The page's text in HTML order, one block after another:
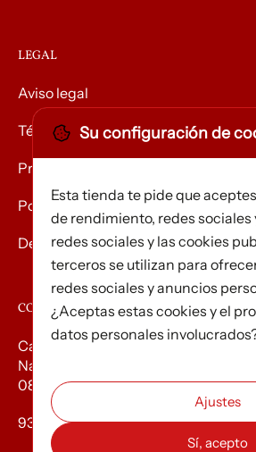
LEGAL
Aviso legal
Términos y condiciones
Privacidad
Política de Cookies
Devolución de mercancías
CONTACTO
Carrer d’Edison, 3
Nau A. Polígon industrial Les
08754 El Papiol
93 673 12 12
Su configuración de
Esta tienda te pide que
de rendimiento, redes sociales
redes sociales y las cookies
terceros se utilizan para
redes sociales y anuncios
¿Aceptas estas cookies y el
datos personales